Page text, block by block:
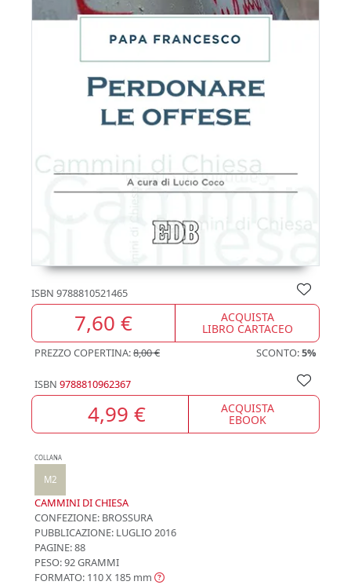
ISBN 9788810521465
7,60 € ACQUISTA
LIBRO CARTACEO
PREZZO COPERTINA:8,00 € SCONTO:5%
ISBN 9788810962367
4,99 € ACQUISTA
EBOOK
COLLANA
M2
CAMMINI DI CHIESA
CONFEZIONE: BROSSURA
PUBBLICAZIONE: LUGLIO 2016
PAGINE: 88
PESO: 92 GRAMMI
FORMATO: 110 X 185 mm